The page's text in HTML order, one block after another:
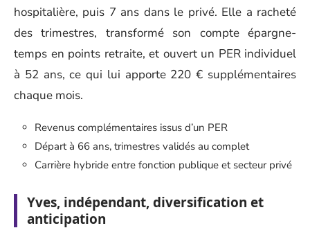
hospitalière, puis 7 ans dans le privé. Elle a racheté
des trimestres, transformé son compte épargne-
temps en points retraite, et ouvert un PER individuel
à 52 ans, ce qui lui apporte 220 € supplémentaires
chaque mois.
Revenus complémentaires issus d’un PER
Départ à 66 ans, trimestres validés au complet
Carrière hybride entre fonction publique et secteur privé
Yves, indépendant, diversification et
anticipation